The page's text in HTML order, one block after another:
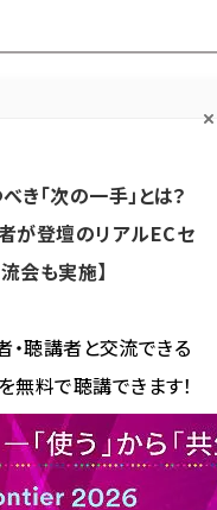
ネ
ナー／イベント から探す
リング
機能を
「次の一手」とは？
が登壇のリアルECセ
会も実施】
・聴講者と交流できる
無料で聴講できます！